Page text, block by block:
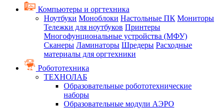
Компьютеры и оргтехника
Ноутбуки Моноблоки Настольные ПК Мониторы
Тележки для ноутбуков Принтеры
Многофунциональные устройства (МФУ)
Сканеры Ламинаторы Шредеры Расходные
материалы для оргтехники
Робототехника
ТЕХНОЛАБ
Образовательные робототехнические
наборы
Образовательные модули АЭРО